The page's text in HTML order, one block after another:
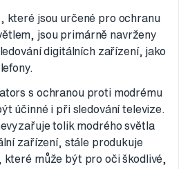
které jsou určené pro ochranu
jsou primárně navrženy
digitálních zařízení, jako
s ochranou proti modrému
účinné i při sledování televize.
tolik modrého světla
zařízení, stále produkuje
může být pro oči škodlivé,